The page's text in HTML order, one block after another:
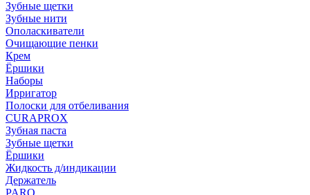
Зубные щетки
Зубные нити
Ополаскиватели
Очищающие пенки
Крем
Ёршики
Наборы
Ирригатор
Полоски для отбеливания
CURAPROX
Зубная паста
Зубные щетки
Ёршики
Жидкость д/индикации
Держатель
PARO